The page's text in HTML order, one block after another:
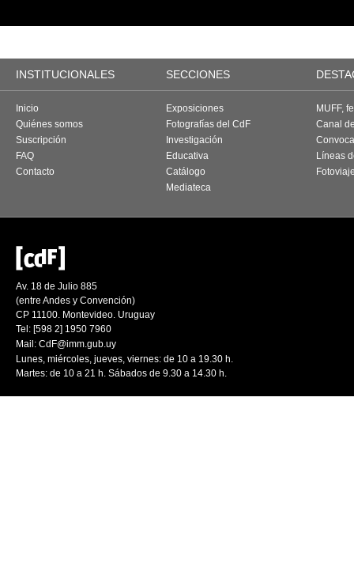
INSTITUCIONALES SECCIONES
Inicio
Quiénes somos
Suscripción
FAQ
Contacto
Exposiciones
Fotografías del CdF
Investigación
Educativa
Catálogo
Mediateca
MUFF,
Canal
Líneas
Av. 18 de Julio 885
(entre Andes y Convención)
CP 11100. Montevideo. Uruguay
Tel: [598 2] 1950 7960
Mail: CdF@imm.gub.uy
Lunes, miércoles, jueves, viernes: de 10 a 19.30 h.
Martes: de 10 a 21 h. Sábados de 9.30 a 14.30 h.